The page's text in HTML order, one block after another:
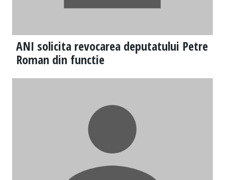
ANI solicita revocarea deputatului Petre
Roman din functie